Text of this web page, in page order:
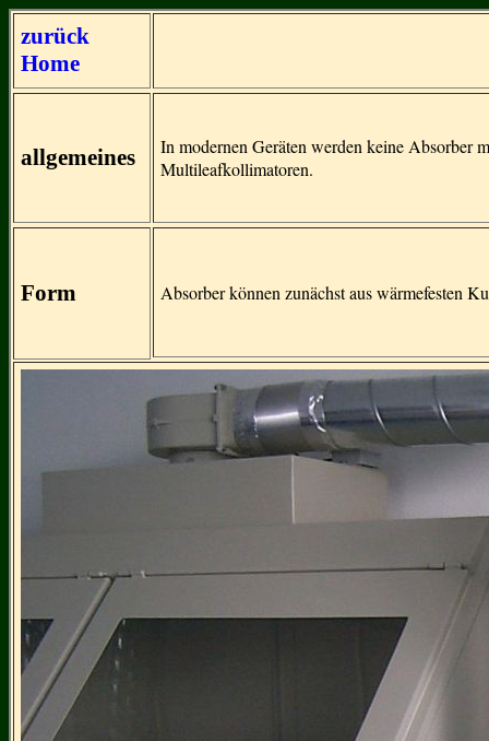
zurück
Home
allgemeines
In modernen Geräten werden keine Absorber
Multileafkollimatoren.
Form Absorber können zunächst aus wärmefesten